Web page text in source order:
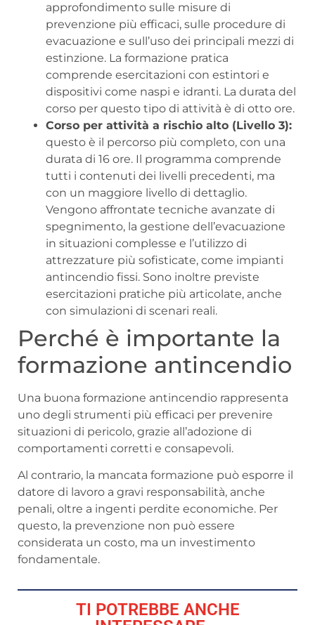
approfondimento sulle misure di
prevenzione più efficaci, sulle procedure di
evacuazione e sull’uso dei principali mezzi di
estinzione. La formazione pratica
comprende esercitazioni con estintori e
dispositivi come naspi e idranti. La durata del
corso per questo tipo di attività è di otto ore.
Corso per attività a rischio alto (Livello 3):
questo è il percorso più completo, con una
durata di 16 ore. Il programma comprende
tutti i contenuti dei livelli precedenti, ma
con un maggiore livello di dettaglio.
Vengono affrontate tecniche avanzate di
spegnimento, la gestione dell’evacuazione
in situazioni complesse e l’utilizzo di
attrezzature più sofisticate, come impianti
antincendio fissi. Sono inoltre previste
esercitazioni pratiche più articolate, anche
con simulazioni di scenari reali.
Perché è importante la
formazione antincendio
Una buona formazione antincendio rappresenta
uno degli strumenti più efficaci per prevenire
situazioni di pericolo, grazie all’adozione di
comportamenti corretti e consapevoli.
Al contrario, la mancata formazione può esporre il
datore di lavoro a gravi responsabilità, anche
penali, oltre a ingenti perdite economiche. Per
questo, la prevenzione non può essere
considerata un costo, ma un investimento
fondamentale.
TI POTREBBE ANCHE